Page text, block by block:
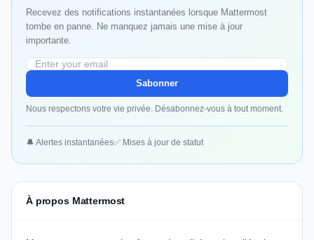
Recevez des notifications instantanées lorsque Mattermost
tombe en panne. Ne manquez jamais une mise à jour
importante.
Sabonner
Nous respectons votre vie privée. Désabonnez-vous à tout moment.
🔔 Alertes instantanées✅ Mises à jour de statut
À propos Mattermost